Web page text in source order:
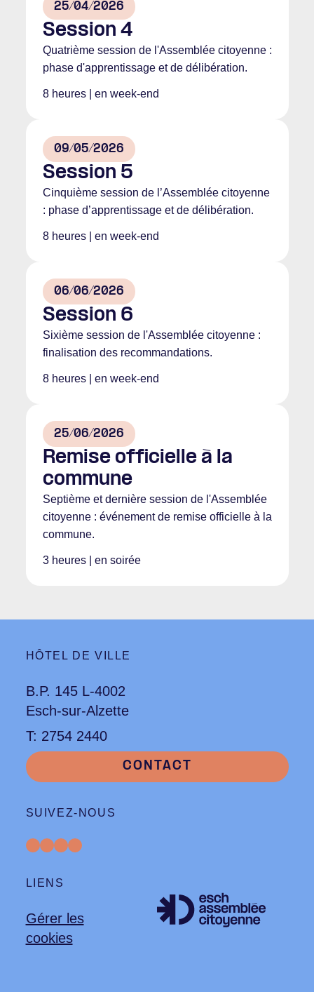
25/04/2026
Session 4
Quatrième session de l'Assemblée citoyenne :
phase d'apprentissage et de délibération.
8 heures | en week-end
09/05/2026
Session 5
Cinquième session de l’Assemblée citoyenne
: phase d’apprentissage et de délibération.
8 heures | en week-end
06/06/2026
Session 6
Sixième session de l'Assemblée citoyenne :
finalisation des recommandations.
8 heures | en week-end
25/06/2026
Remise officielle à la
commune
Septième et dernière session de l'Assemblée
citoyenne : événement de remise officielle à la
commune.
3 heures | en soirée
HÔTEL DE VILLE
B.P. 145 L-4002
Esch-sur-Alzette
T: 2754 2440
CONTACT
SUIVEZ-NOUS
LIENS
Gérer les
cookies